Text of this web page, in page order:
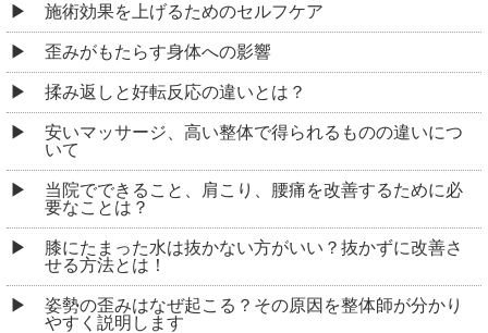
施術効果を上げるためのセルフケア
歪みがもたらす身体への影響
揉み返しと好転反応の違いとは？
安いマッサージ、高い整体で得られるものの違いにつ
いて
当院でできること、肩こり、腰痛を改善するために必
要なことは？
膝にたまった水は抜かない方がいい？抜かずに改善さ
せる方法とは！
姿勢の歪みはなぜ起こる？その原因を整体師が分かり
やすく説明します